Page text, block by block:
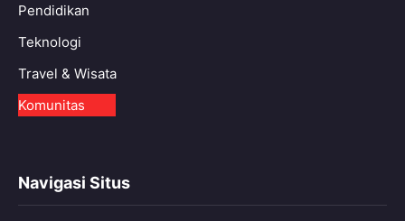
Pendidikan
Teknologi
Travel & Wisata
Komunitas
Navigasi Situs